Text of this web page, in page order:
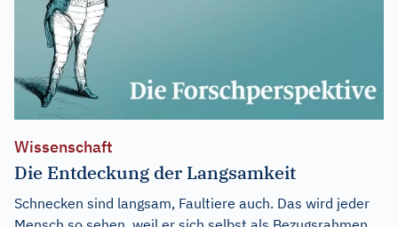
Wissenschaft
Die Entdeckung der Langsamkeit
Schnecken sind langsam, Faultiere auch. Das wird jeder